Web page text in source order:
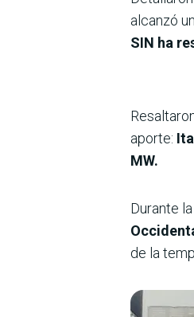
alcanzó
SIN ha
aporte:
MW.
Durante
de la